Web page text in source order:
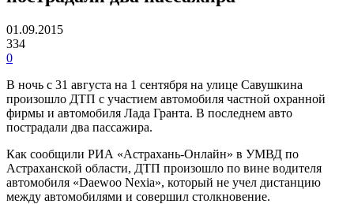
01.09.2015
334
0
В ночь с 31 августа на 1 сентября на улице Савушкина
произошло ДТП с участием автомобиля частной охранной
фирмы и автомобиля Лада Гранта. В последнем авто
пострадали два пассажира.
Как сообщили РИА «Астрахань-Онлайн» в УМВД по
Астраханской области, ДТП произошло по вине водителя
автомобиля «Daewoo Nexia», который не учел дистанцию
между автомобилями и совершил столкновение.